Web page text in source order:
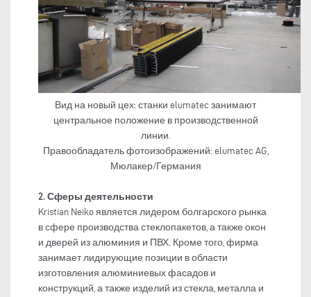
Вид на новый цех: станки elumatec занимают
центральное положение в производственной
линии.
Правообладатель фотоизображений: elumatec AG,
Мюлакер/Германия
2. Сферы деятельности
Kristian Neiko является лидером болгарского рынка
в сфере производства стеклопакетов, а также окон
и дверей из алюминия и ПВХ. Кроме того, фирма
занимает лидирующие позиции в области
изготовления алюминиевых фасадов и
конструкций, а также изделий из стекла, металла и